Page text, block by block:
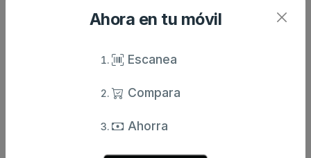
perfumadas deliplus
3-6 kg deliplus
Ahora en tu móvil
Escanea
Compara
Ahorra